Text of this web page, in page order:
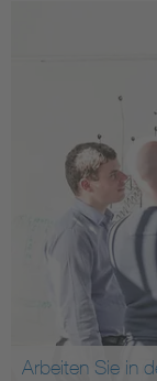
Arbeiten Sie in